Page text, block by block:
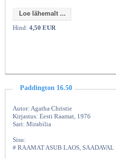
Loe lähemalt ...
Hind: 4,50 EUR
Paddington 16.50
Autor: Agatha Christie
Kirjastus: Eesti Raamat, 1976
Sari: Mirabilia
Sisu:
# RAAMAT ASUB LAOS, SAADAVAL